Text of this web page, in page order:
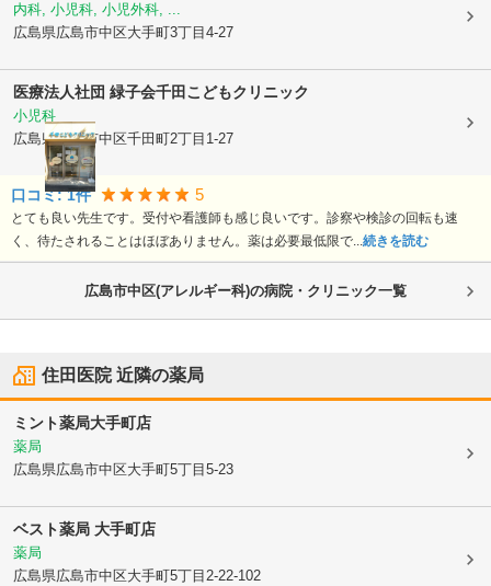
内科, 小児科, 小児外科, ...
広島県広島市中区大手町3丁目4-27
医療法人社団 緑子会千田こどもクリニック
小児科
広島県広島市中区千田町2丁目1-27
口コミ:1件 5
とても良い先生です。受付や看護師も感じ良いです。診察や検診の回転も速
く、待たされることはほぼありません。薬は必要最低限で...続きを読む
広島市中区(アレルギー科)の病院・クリニック一覧
住田医院近隣の薬局
ミント薬局大手町店
薬局
広島県広島市中区大手町5丁目5-23
ベスト薬局 大手町店
薬局
広島県広島市中区大手町5丁目2-22-102